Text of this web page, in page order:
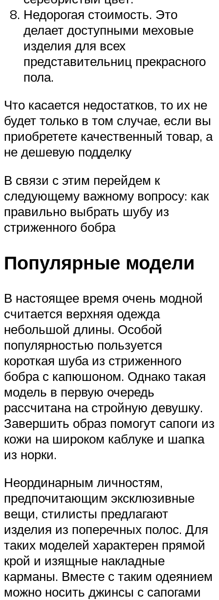
Недорогая стоимость. Это
делает доступными меховые
изделия для всех
представительниц прекрасного
пола.
Что касается недостатков, то их не
будет только в том случае, если вы
приобретете качественный товар, а
не дешевую подделку
В связи с этим перейдем к
следующему важному вопросу: как
правильно выбрать шубу из
стриженного бобра
Популярные модели
В настоящее время очень модной
считается верхняя одежда
небольшой длины. Особой
популярностью пользуется
короткая шуба из стриженного
бобра с капюшоном. Однако такая
модель в первую очередь
рассчитана на стройную девушку.
Завершить образ помогут сапоги из
кожи на широком каблуке и шапка
из норки.
Неординарным личностям,
предпочитающим эксклюзивные
вещи, стилисты предлагают
изделия из поперечных полос. Для
таких моделей характерен прямой
крой и изящные накладные
карманы. Вместе с таким одеянием
можно носить джинсы с сапогами